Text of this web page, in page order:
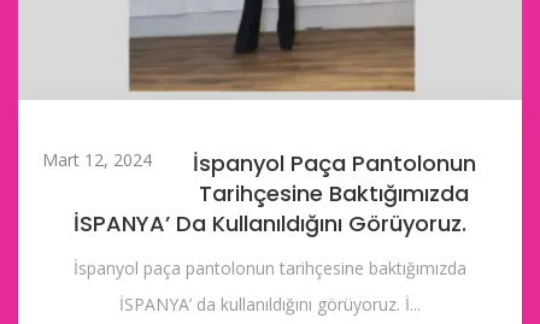
Mart 12, 2024
İspanyol Paça Pantolonun
Tarihçesine Baktığımızda
İSPANYA’ Da Kullanıldığını Görüyoruz.
İspanyol paça pantolonun tarihçesine baktığımızda
İSPANYA’ da kullanıldığını görüyoruz. İ...